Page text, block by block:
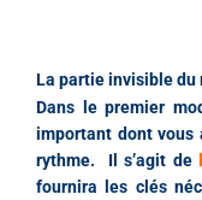
La partie invisible du
Dans le premier
important dont vous
rythme.
Il s’agit de
fournira les clés